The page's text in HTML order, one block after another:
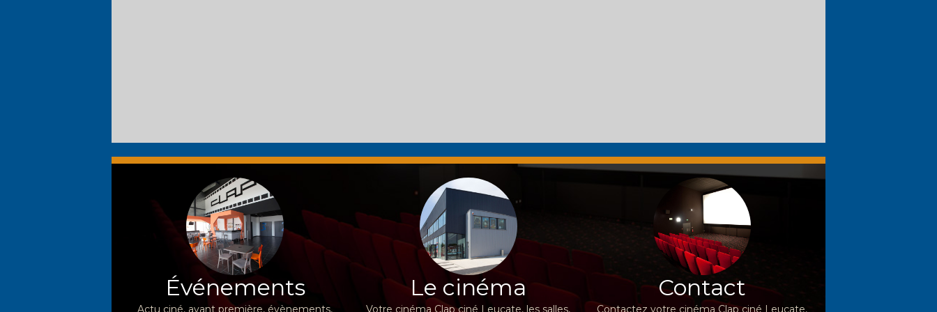
Événements
Actu ciné, avant première, évènements,
Le cinéma
Votre cinéma Clap ciné Leucate, les salles,
Contact
Contactez votre cinéma Clap ciné Leucate,